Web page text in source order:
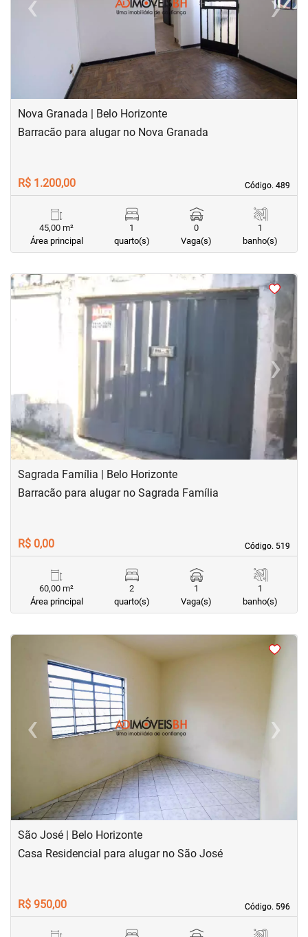
Previous Next
Nova Granada | Belo Horizonte
Código. 489
Código. 489
Barracão para alugar no Nova Granada
R$ 1.200,00
45,00 m²
Área principal
1
quarto(s)
0
Vaga(s)
1
banho(s)
< <<<
›
Next
Sagrada Família | Belo Horizonte
Código. 519
Código. 519
Barracão para alugar no Sagrada Família
R$ 0,00
60,00 m²
Área principal
2
quarto(s)
1
Vaga(s)
1
banho(s)
<
‹Previous ›Next
São José | Belo Horizonte
Código. 596
Código. 596
Casa Residencial para alugar no São José
R$ 950,00